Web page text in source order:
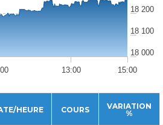
13:00 15:00
18 000
18 100
18 200
HEURE COURS
VARIATION
%